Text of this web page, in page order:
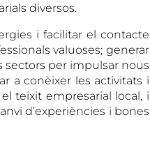
diversos.
i facilitar el contacte
valuoses; generar
sectors per impulsar nous
a conèixer les activitats i
teixit empresarial local, i
d’experiències i bones